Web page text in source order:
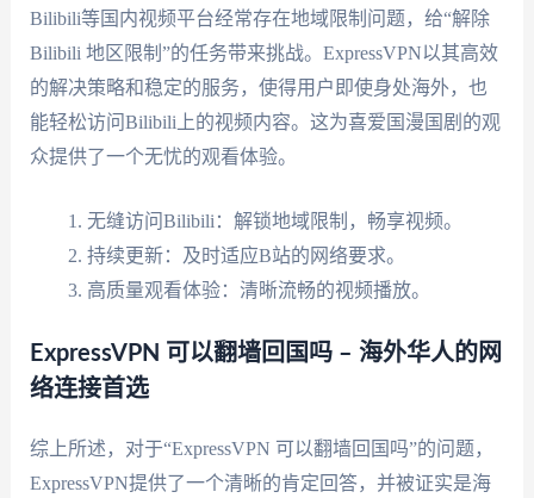
Bilibili等国内视频平台经常存在地域限制问题，给“解除
Bilibili 地区限制”的任务带来挑战。ExpressVPN以其高效
的解决策略和稳定的服务，使得用户即使身处海外，也
能轻松访问Bilibili上的视频内容。这为喜爱国漫国剧的观
众提供了一个无忧的观看体验。
无缝访问Bilibili：解锁地域限制，畅享视频。
持续更新：及时适应B站的网络要求。
高质量观看体验：清晰流畅的视频播放。
ExpressVPN 可以翻墙回国吗 – 海外华人的网
络连接首选
综上所述，对于“ExpressVPN 可以翻墙回国吗”的问题，
ExpressVPN提供了一个清晰的肯定回答，并被证实是海